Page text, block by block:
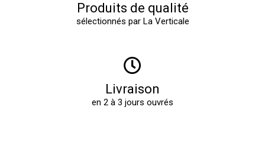
Produits de qualité
sélectionnés par La Verticale
Livraison
en 2 à 3 jours ouvrés